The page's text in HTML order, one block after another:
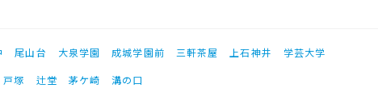
尾山台 大泉学園 成城学園前 三軒茶屋 上石神井
学芸大学
戸塚 辻堂 茅ケ崎
溝の口